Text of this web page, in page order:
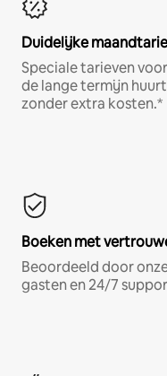
Duidelijke
Speciale tarieven
de lange termijn
zonder extra kosten.*
Boeken met
Beoordeeld door
gasten en 24/7